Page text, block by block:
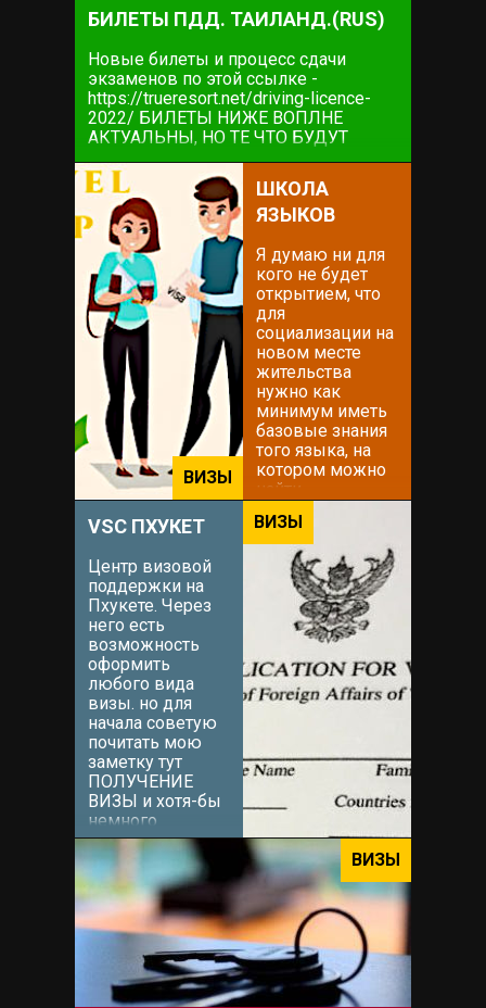
БИЛЕТЫ ПДД. ТАИЛАНД.(RUS)
Новые билеты и процесс сдачи
экзаменов по этой ссылке -
https://trueresort.net/driving-licence-
2022/ БИЛЕТЫ НИЖЕ ВОПЛНЕ
АКТУАЛЬНЫ, НО ТЕ ЧТО БУДУТ
НЕПОСРЕДСТВЕННО НА ЭКЗАМЕНЕ
ПО ССЫЛКЕ ВЫШЕ. ИНФОРМАЦИЯ
НИЖЕ ТАКЖЕ МОЖЕТ БЫТЬ
ПОЛЕЗНОЙ Начнем с того как всё это
удобно...
ВИЗЫ
ШКОЛА
ЯЗЫКОВ
Я думаю ни для
кого не будет
открытием, что
для
социализации на
новом месте
жительства
нужно как
минимум иметь
базовые знания
того языка, на
котором можно
найти
с местными
жителями.
Решение этого
вопроса можно
доверить
Вадиму. Вадим
знаком мне с
самого приезда
на остров в
2015...
ВИЗЫ
VSC ПХУКЕТ
Центр визовой
поддержки на
Пхукете. Через
него есть
возможность
оформить
любого вида
визы. но для
начала советую
почитать мою
заметку тут
ПОЛУЧЕНИЕ
ВИЗЫ и хотя-бы
немного
сориентироваться
какой тип визы
Вам наиболее
подходит. После
этого (можно и
сразу[icon
name="grin-wink"
prefix="fas"])
можно...
ВИЗЫ